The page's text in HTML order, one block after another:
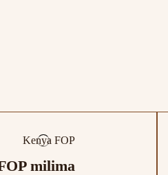
milima